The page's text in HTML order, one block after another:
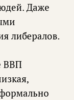
Даже
либералов.
ВВП